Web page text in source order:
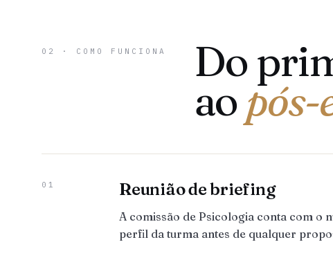
02 · COMO FUNCIONA Do
ao pós-
01 Reunião de briefing
A comissão de Psicologia conta com o
perfil da turma antes de qualquer